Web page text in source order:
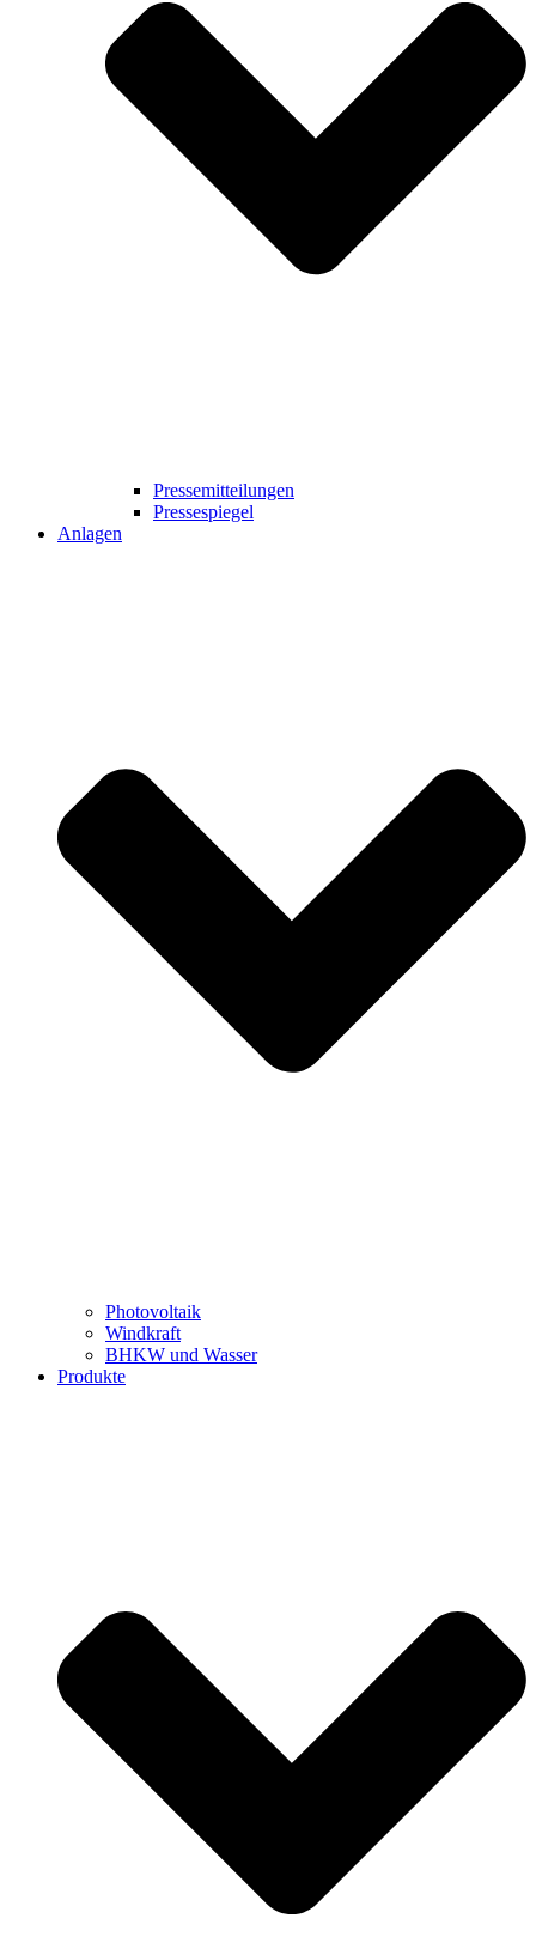
Pressemitteilungen
Pressespiegel
Anlagen
Photovoltaik
Windkraft
BHKW und Wasser
Produkte